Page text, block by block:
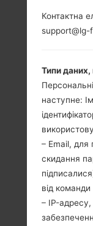
3.0 in
екрану до
240 x 400
(~155
пікселів
Контактна
support@lg-
Типи
наступне:
– Email, для
скидання
від команди
– IP-